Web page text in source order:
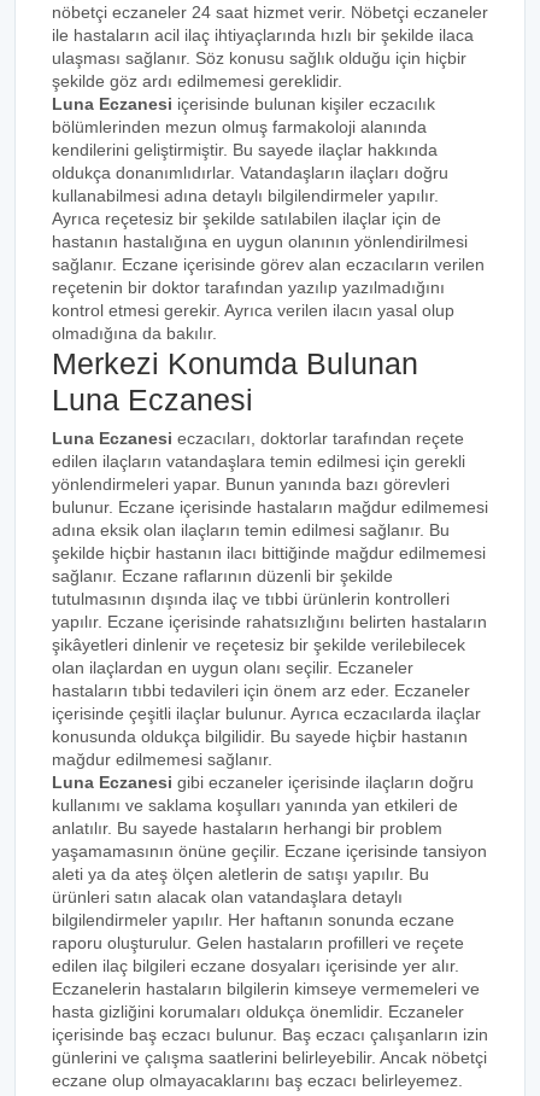
nöbetçi eczaneler 24 saat hizmet verir. Nöbetçi eczaneler
ile hastaların acil ilaç ihtiyaçlarında hızlı bir şekilde ilaca
ulaşması sağlanır. Söz konusu sağlık olduğu için hiçbir
şekilde göz ardı edilmemesi gereklidir.
Luna Eczanesi içerisinde bulunan kişiler eczacılık
bölümlerinden mezun olmuş farmakoloji alanında
kendilerini geliştirmiştir. Bu sayede ilaçlar hakkında
oldukça donanımlıdırlar. Vatandaşların ilaçları doğru
kullanabilmesi adına detaylı bilgilendirmeler yapılır.
Ayrıca reçetesiz bir şekilde satılabilen ilaçlar için de
hastanın hastalığına en uygun olanının yönlendirilmesi
sağlanır. Eczane içerisinde görev alan eczacıların verilen
reçetenin bir doktor tarafından yazılıp yazılmadığını
kontrol etmesi gerekir. Ayrıca verilen ilacın yasal olup
olmadığına da bakılır.
Merkezi Konumda Bulunan
Luna Eczanesi
Luna Eczanesi eczacıları, doktorlar tarafından reçete
edilen ilaçların vatandaşlara temin edilmesi için gerekli
yönlendirmeleri yapar. Bunun yanında bazı görevleri
bulunur. Eczane içerisinde hastaların mağdur edilmemesi
adına eksik olan ilaçların temin edilmesi sağlanır. Bu
şekilde hiçbir hastanın ilacı bittiğinde mağdur edilmemesi
sağlanır. Eczane raflarının düzenli bir şekilde
tutulmasının dışında ilaç ve tıbbi ürünlerin kontrolleri
yapılır. Eczane içerisinde rahatsızlığını belirten hastaların
şikâyetleri dinlenir ve reçetesiz bir şekilde verilebilecek
olan ilaçlardan en uygun olanı seçilir. Eczaneler
hastaların tıbbi tedavileri için önem arz eder. Eczaneler
içerisinde çeşitli ilaçlar bulunur. Ayrıca eczacılarda ilaçlar
konusunda oldukça bilgilidir. Bu sayede hiçbir hastanın
mağdur edilmemesi sağlanır.
Luna Eczanesi gibi eczaneler içerisinde ilaçların doğru
kullanımı ve saklama koşulları yanında yan etkileri de
anlatılır. Bu sayede hastaların herhangi bir problem
yaşamamasının önüne geçilir. Eczane içerisinde tansiyon
aleti ya da ateş ölçen aletlerin de satışı yapılır. Bu
ürünleri satın alacak olan vatandaşlara detaylı
bilgilendirmeler yapılır. Her haftanın sonunda eczane
raporu oluşturulur. Gelen hastaların profilleri ve reçete
edilen ilaç bilgileri eczane dosyaları içerisinde yer alır.
Eczanelerin hastaların bilgilerin kimseye vermemeleri ve
hasta gizliğini korumaları oldukça önemlidir. Eczaneler
içerisinde baş eczacı bulunur. Baş eczacı çalışanların izin
günlerini ve çalışma saatlerini belirleyebilir. Ancak nöbetçi
eczane olup olmayacaklarını baş eczacı belirleyemez.